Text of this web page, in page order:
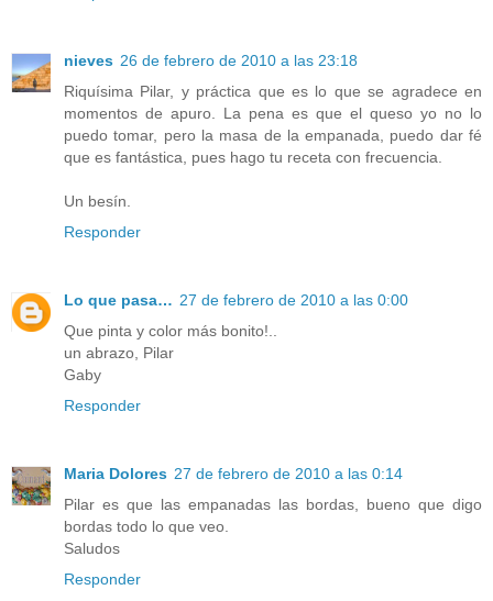
nieves 26 de febrero de 2010 a las 23:18
Riquísima Pilar, y práctica que es lo que se agradece en
momentos de apuro. La pena es que el queso yo no lo
puedo tomar, pero la masa de la empanada, puedo dar fé
que es fantástica, pues hago tu receta con frecuencia.
Un besín.
Responder
Lo que pasa… 27 de febrero de 2010 a las 0:00
Que pinta y color más bonito!..
un abrazo, Pilar
Gaby
Responder
Maria Dolores 27 de febrero de 2010 a las 0:14
Pilar es que las empanadas las bordas, bueno que digo
bordas todo lo que veo.
Saludos
Responder